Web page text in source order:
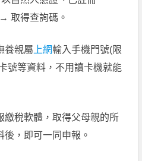
取得查詢碼。
養親屬 上網輸入手機門號(限
號等資料，不用讀卡機就能
繳稅軟體，取得父母親的所
，即可一同申報。